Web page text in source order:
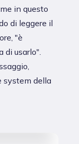
in questo
di leggere il
"è
di usarlo".
system della